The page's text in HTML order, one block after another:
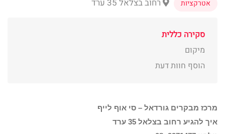
אטרקציות
רחוב בצלאל 35 ערד
סקירה כללית
מיקום
הוסף חוות דעת
מרכז מבקרים גורדאל – סי אוף לייף
איך להגיע רחוב בצלאל 35 ערד